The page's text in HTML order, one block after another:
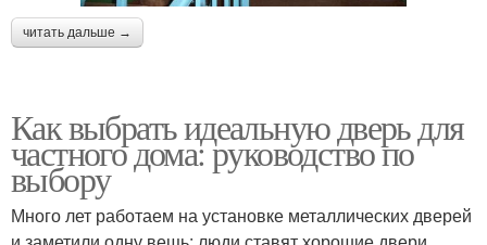
читать дальше →
Как выбрать идеальную дверь для
частного дома: руководство по
выбору
Много лет работаем на установке металлических дверей